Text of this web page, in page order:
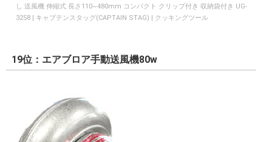
し 送風機 伸縮式 長さ110~480mm コンパクト クリップ付き 収納袋付き UG-
3258 | キャプテンスタッグ(CAPTAIN STAG) | クッキングツール
19位：エアブロア手動送風機80w